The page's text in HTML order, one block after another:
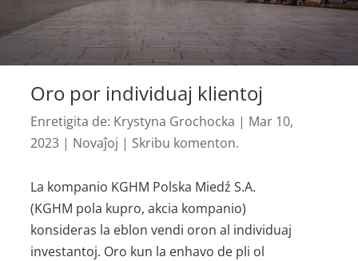
Oro por individuaj klientoj
Enretigita de: Krystyna Grochocka | Mar 10,
2023 | Novaĵoj | Skribu komenton.
La kompanio KGHM Polska Miedź S.A.
(KGHM pola kupro, akcia kompanio)
konsideras la eblon vendi oron al individuaj
investantoj. Oro kun la enhavo de pli ol